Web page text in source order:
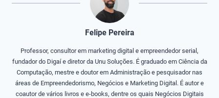
Felipe Pereira
Professor, consultor em marketing digital e empreendedor serial,
fundador do Digaí e diretor da Unu Soluções. É graduado em Ciência da
Computação, mestre e doutor em Administração e pesquisador nas
áreas de Empreendedorismo, Negócios e Marketing Digital. É autor e
coautor de vários livros e e-books, dentre os quais Negócios Digitais